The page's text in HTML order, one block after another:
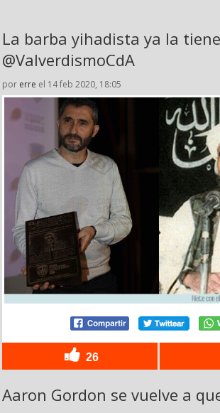
La barba yihadista ya la
@ValverdismoCdA
por erre el 14 feb 2020, 18:05
26
Aaron Gordon se vuelve a